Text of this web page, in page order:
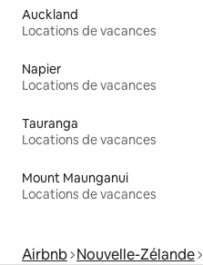
Auckland
Locations de vacances
Napier
Locations de vacances
Tauranga
Locations de vacances
Mount Maunganui
Locations de vacances
Airbnb Nouvelle-Zélande